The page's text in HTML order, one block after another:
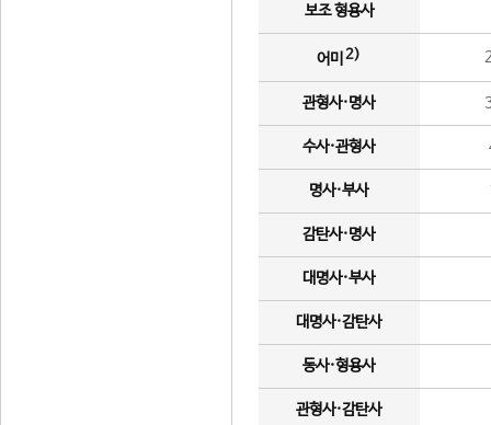
보조 형용사
어미 2)
관형사·명사
수사·관형사
명사·부사
감탄사·명사
대명사·부사
대명사·감탄사
동사·형용사
관형사·감탄사